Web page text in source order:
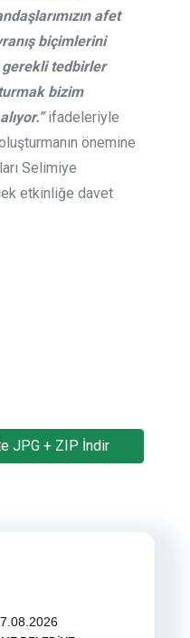
afet
biçimlerini
tedbirler
bizim
ifadeleriyle
önemine
Selimiye
etkinliğe davet
JPG + ZIP İndir